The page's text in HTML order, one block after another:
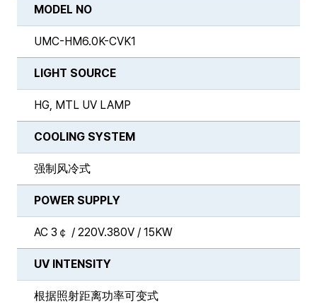
MODEL NO
UMC-HM6.0K-CVK1
LIGHT SOURCE
HG, MTL UV LAMP
COOLING SYSTEM
强制风冷式
POWER SUPPLY
AC 3￠ / 220V.380V / 15KW
UV INTENSITY
根据照射距离功率可变式